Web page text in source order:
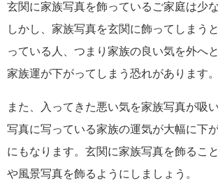
玄関に家族写真を飾っているご家庭は少
しかし、家族写真を玄関に飾ってしまう
っている人、つまり家族の良い気を外へ
家族運が下がってしまう恐れがあります。
また、入ってきた悪い気を家族写真が吸
写真に写っている家族の運気が大幅に下
にもなります。玄関に家族写真を飾るこ
や風景写真を飾るようにしましょう。